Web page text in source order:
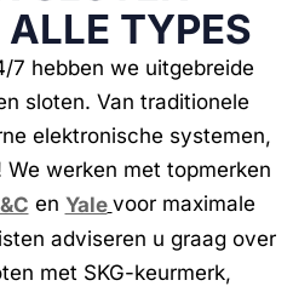
ALLE TYPES
7 hebben we uitgebreide
sloten. Van traditionele
elektronische systemen,
werken met topmerken
en Yale voor maximale
adviseren u graag over
met SKG-keurmerk,